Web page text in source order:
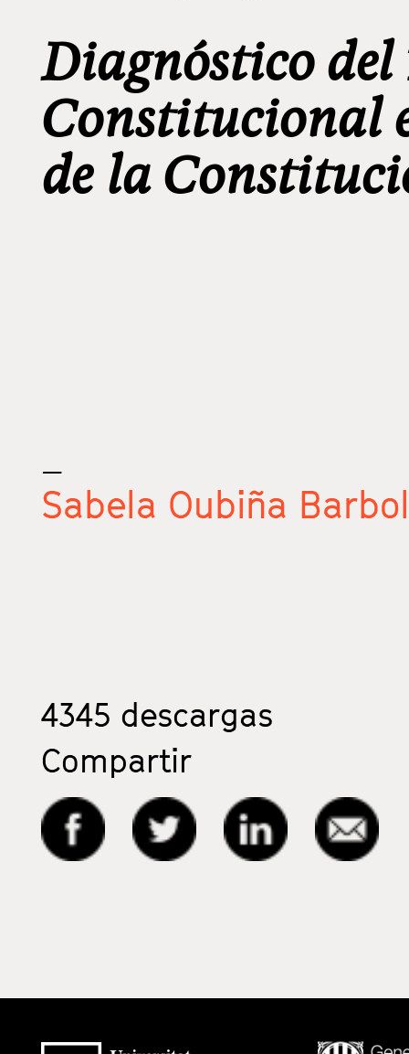
Diagnóstico
Constitucional
de la
_
Sabela Oubiña
4345 descargas
Compartir